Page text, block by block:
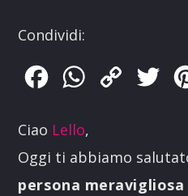
Condividi:
FacebookWhatsApp
Copy
Ciao Lello,
Oggi ti abbiamo
persona meravigliosa